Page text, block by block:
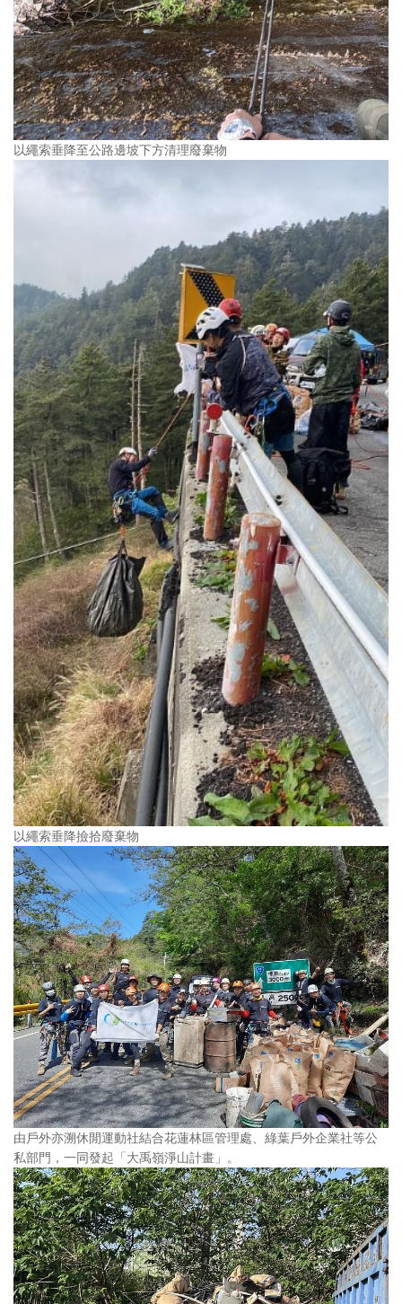
以繩索垂降至公路邊坡下方清理廢棄物
以繩索垂降撿拾廢棄物
由戶外亦溯休閒運動社結合花蓮林區管理處、綠葉戶外企業社等公
私部門，一同發起「大禹嶺淨山計畫」。